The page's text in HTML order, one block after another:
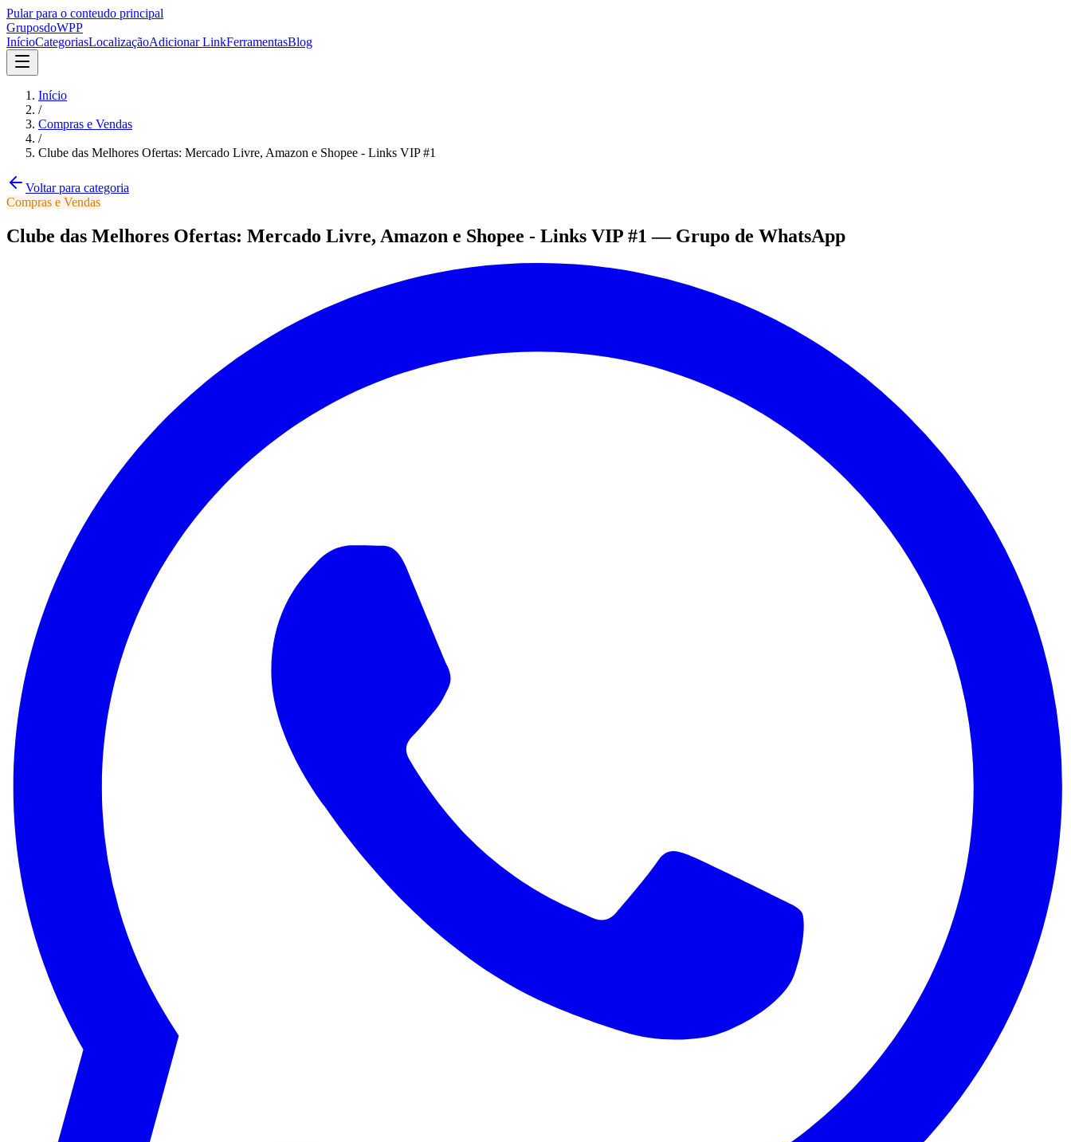
Pular para o conteudo principal
GruposdoWPP
InícioCategoriasLocalizaçãoAdicionar LinkFerramentasBlog
Início
/
Compras e Vendas
/
Clube das Melhores Ofertas: Mercado Livre, Amazon e Shopee - Links VIP #1
Voltar para categoria
Compras e Vendas
Clube das Melhores Ofertas: Mercado Livre, Amazon e Shopee - Links VIP #1 — Grupo de WhatsApp